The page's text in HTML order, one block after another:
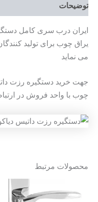
توضیحات
ایران درب سری کامل
یراق چوب برای تولید
می نماید
چوب با واحد فروش در
محصولات مرتبط